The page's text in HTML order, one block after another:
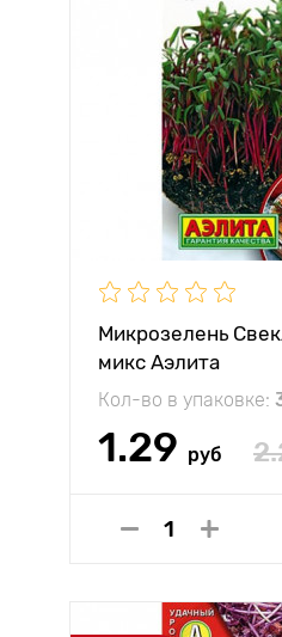
Микрозелень
микс Аэлита
Кол-во в упаковке:
1.29 руб